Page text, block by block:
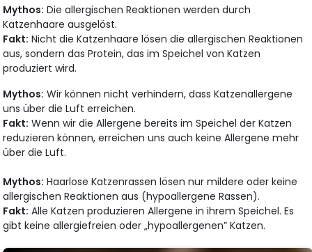
Mythos: Die allergischen Reaktionen werden durch
Katzenhaare ausgelöst.
Fakt: Nicht die Katzenhaare lösen die allergischen Reaktionen
aus, sondern das Protein, das im Speichel von Katzen
produziert wird.
Mythos: Wir können nicht verhindern, dass Katzenallergene
uns über die Luft erreichen.
Fakt: Wenn wir die Allergene bereits im Speichel der Katzen
reduzieren können, erreichen uns auch keine Allergene mehr
über die Luft.
Mythos: Haarlose Katzenrassen lösen nur mildere oder keine
allergischen Reaktionen aus (hypoallergene Rassen).
Fakt: Alle Katzen produzieren Allergene in ihrem Speichel. Es
gibt keine allergiefreien oder „hypoallergenen” Katzen.